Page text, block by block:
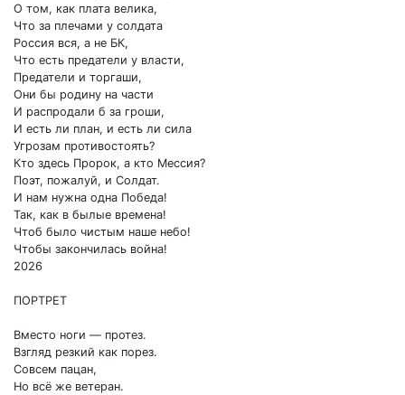
О том, как плата велика,
Что за плечами у солдата
Россия вся, а не БК,
Что есть предатели у власти,
Предатели и торгаши,
Они бы родину на части
И распродали б за гроши,
И есть ли план, и есть ли сила
Угрозам противостоять?
Кто здесь Пророк, а кто Мессия?
Поэт, пожалуй, и Солдат.
И нам нужна одна Победа!
Так, как в былые времена!
Чтоб было чистым наше небо!
Чтобы закончилась война!
2026
ПОРТРЕТ
Вместо ноги — протез.
Взгляд резкий как порез.
Совсем пацан,
Но всё же ветеран.